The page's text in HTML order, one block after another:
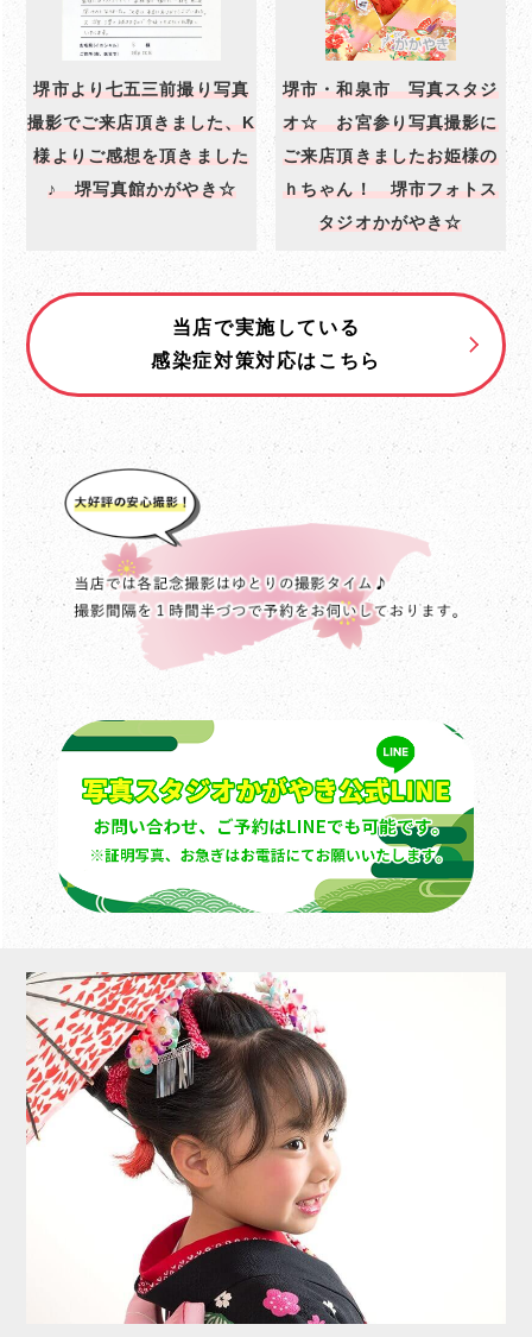
堺市より七五三前撮り写真
撮影でご来店頂きました、K
様よりご感想を頂きました
♪ 堺写真館かがやき☆
堺市・和泉市 写真スタジ
オ☆ お宮参り写真撮影に
ご来店頂きましたお姫様の
ｈちゃん！ 堺市フォトス
タジオかがやき☆
当店で実施している
感染症対策対応はこちら